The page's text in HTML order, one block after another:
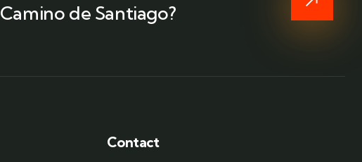
Camino de Santiago?
Contact